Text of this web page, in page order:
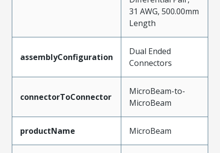
31 AWG, 500.00mm
Length
assemblyConfiguration
Dual Ended
Connectors
connectorToConnector
MicroBeam-to-
MicroBeam
productName MicroBeam